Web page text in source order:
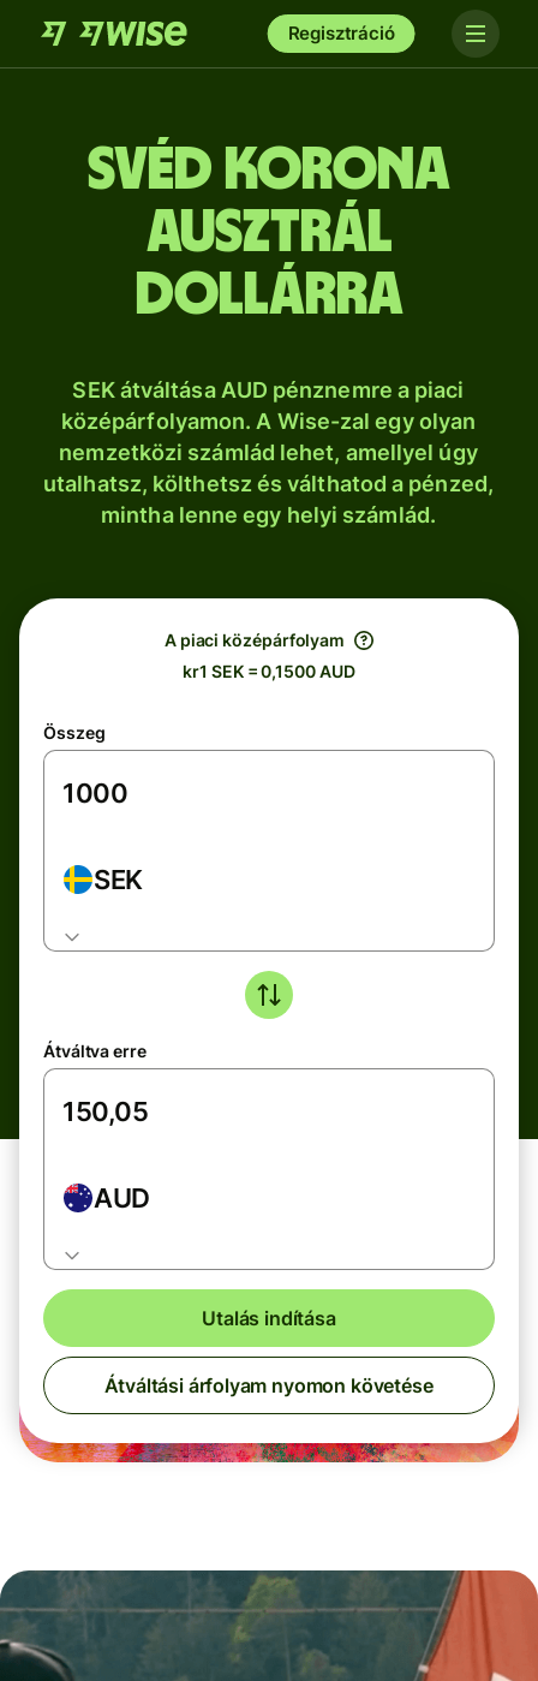
Regisztráció
svéd korona
ausztrál
dollárra
SEK átváltása AUD pénznemre a piaci
középárfolyamon. A Wise-zal egy olyan
nemzetközi számlád lehet, amellyel úgy
utalhatsz, költhetsz és válthatod a pénzed,
mintha lenne egy helyi számlád.
A piaci középárfolyam
kr1 SEK = 0,1500 AUD
Összeg
SEK
Átváltva erre
AUD
Utalás indítása
Átváltási árfolyam nyomon követése